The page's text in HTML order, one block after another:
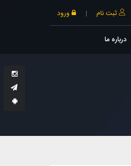
ثبت نام | ورود
درباره ما